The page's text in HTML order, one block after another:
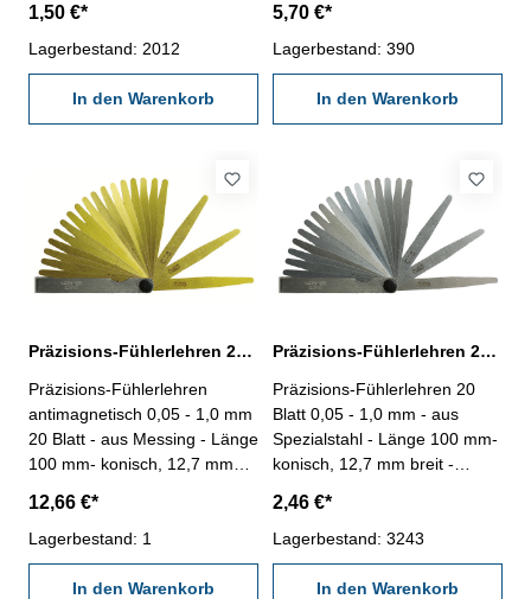
Werksnorm, 12 µm
Anzahl/Satz: 13 Blatt
Messbereich mm: 0,05 - 1,0
1,50 €*
Lagerbestand: 2012
In den Warenkorb
Werksnorm, 12 µm
Anzahl/Satz: 13 Blatt
Messbereich mm: 0,05 - 1,0
5,70 €*
Lagerbestand: 390
In den Warenkorb
Präzisions-Fühlerlehren 20 Blatt, 0,05 - 1,0 mm, aus Messing, antimagnetisch
Präzisions-Fühlerlehren
antimagnetisch 0,05 - 1,0 mm
20 Blatt - aus Messing - Länge
100 mm- konisch, 12,7 mm
Werksnorm, 12 µm
Anzahl/Satz: 20 Blatt
Messbereich mm: 0,05 - 1,0
12,66 €*
Lagerbestand: 1
In den Warenkorb
Präzisions-Fühlerlehren 20 Blatt, 0,05 - 1,0 mm, Spezialstahl
Präzisions-Fühlerlehren 20
Blatt 0,05 - 1,0 mm - aus
Spezialstahl - Länge 100 mm-
konisch, 12,7 mm breit -
Werksnorm, 12 µm
Anzahl/Satz: 20 Blatt
Messbereich mm: 0,05 - 1,0
2,46 €*
Lagerbestand: 3243
In den Warenkorb